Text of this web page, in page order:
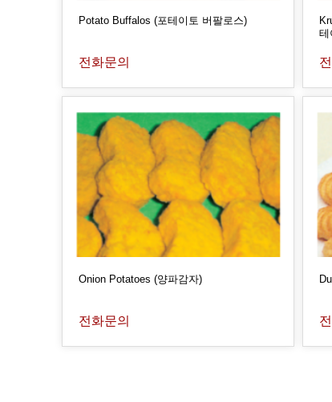
Potato Buffalos (포테이토 버팔로스)
전화문의
테
Onion Potatoes (양파감자)
전화문의